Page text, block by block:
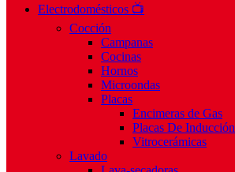
Electrodomésticos 📺
Cocción
Campanas
Cocinas
Hornos
Microondas
Placas
Encimeras de Gas
Placas De Inducción
Vitrocerámicas
Lavado